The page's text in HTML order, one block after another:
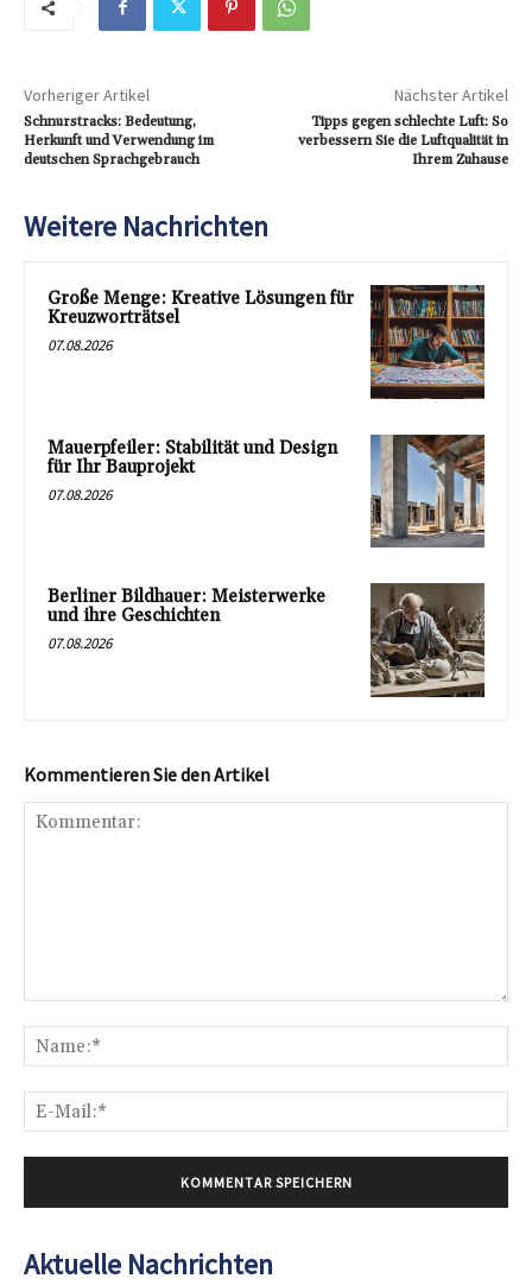
Vorheriger Artikel
Schnurstracks: Bedeutung,
Herkunft und Verwendung im
deutschen Sprachgebrauch
Nächster Artikel
Tipps gegen schlechte Luft: So
verbessern Sie die Luftqualität in
Ihrem Zuhause
Weitere Nachrichten
Große Menge: Kreative Lösungen für
Kreuzworträtsel
07.08.2026
Mauerpfeiler: Stabilität und Design
für Ihr Bauprojekt
07.08.2026
Berliner Bildhauer: Meisterwerke
und ihre Geschichten
07.08.2026
Kommentieren Sie den Artikel
Aktuelle Nachrichten